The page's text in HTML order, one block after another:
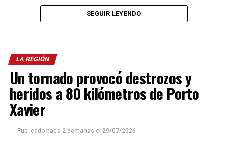
En el lugar trabajaron efectivos de Bomberos y de la Policía
determinar en qué circunstancias se produjo el trágico accidente.
SEGUIR LEYENDO
LA REGIÓN
Un tornado provocó destrozos y
heridos a 80 kilómetros de Porto
Xavier
Publicado hace 2 semanas el 29/07/2026